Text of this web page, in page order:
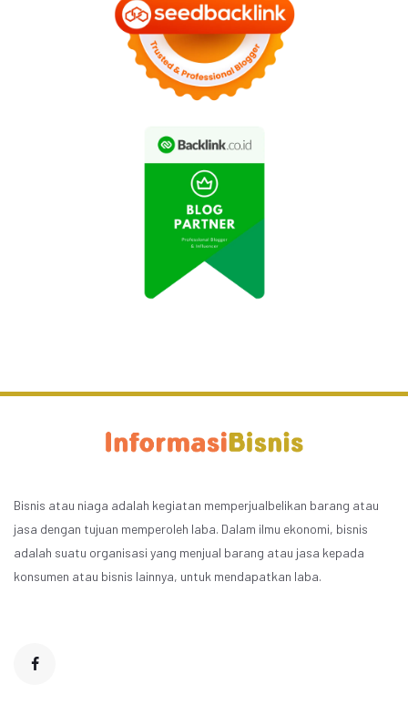
Bisnis atau niaga adalah kegiatan memperjualbelikan barang atau
jasa dengan tujuan memperoleh laba. Dalam ilmu ekonomi, bisnis
adalah suatu organisasi yang menjual barang atau jasa kepada
konsumen atau bisnis lainnya, untuk mendapatkan laba.